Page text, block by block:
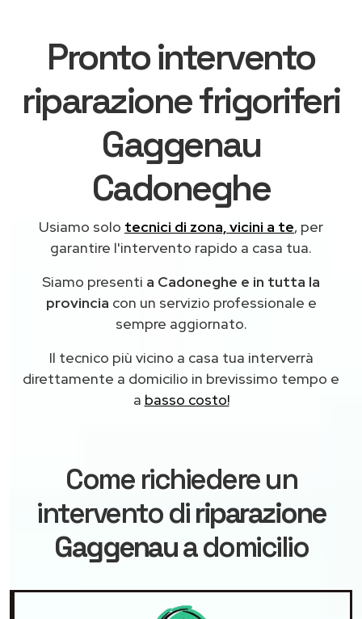
Pronto intervento
riparazione frigoriferi
Gaggenau
Cadoneghe
Usiamo solo tecnici di zona, vicini a te, per
garantire l'intervento rapido a casa tua.
Siamo presenti a Cadoneghe e in tutta la
provincia con un servizio professionale e
sempre aggiornato.
Il tecnico più vicino a casa tua interverrà
direttamente a domicilio in brevissimo tempo e
a basso costo!
Come richiedere un
intervento diriparazione
Gaggenaua domicilio